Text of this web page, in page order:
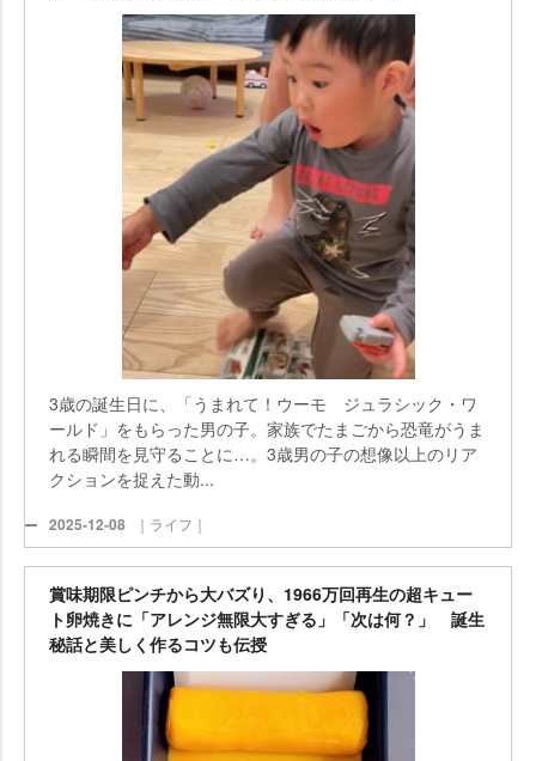
3歳の誕生日に、「うまれて！ウーモ ジュラシック・ワ
ールド」をもらった男の子。家族でたまごから恐竜がうま
れる瞬間を見守ることに…。3歳男の子の想像以上のリア
クションを捉えた動...
2025-12-08 ｜ライフ｜
賞味期限ピンチから大バズり、1966万回再生の超キュー
ト卵焼きに「アレンジ無限大すぎる」「次は何？」 誕生
秘話と美しく作るコツも伝授